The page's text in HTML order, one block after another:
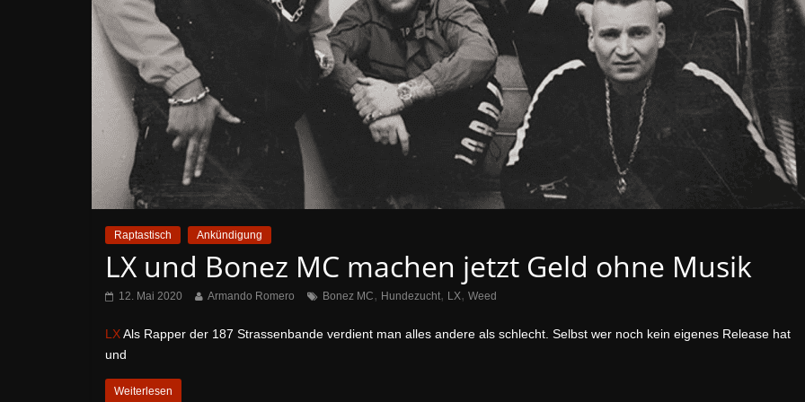
Raptastisch Ankündigung
LX und Bonez MC machen jetzt Geld ohne Musik
12. Mai 2020 Armando Romero Bonez MC, Hundezucht, LX, Weed
LXAls Rapper der 187 Strassenbande verdient man alles andere als schlecht. Selbst wer noch kein eigenes Release hat
und
Weiterlesen